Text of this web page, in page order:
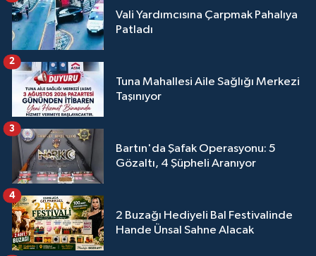
Vali Yardımcısına Çarpmak Pahalıya
Patladı
Tuna Mahallesi Aile Sağlığı Merkezi
Taşınıyor
2
Bartın'da Şafak Operasyonu: 5
Gözaltı, 4 Şüpheli Aranıyor
3
2 Buzağı Hediyeli Bal Festivalinde
Hande Ünsal Sahne Alacak
4